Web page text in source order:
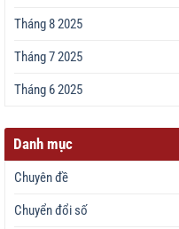
Tháng 8 2025
Tháng 7 2025
Tháng 6 2025
Danh mục
Chuyên đề
Chuyển đổi số